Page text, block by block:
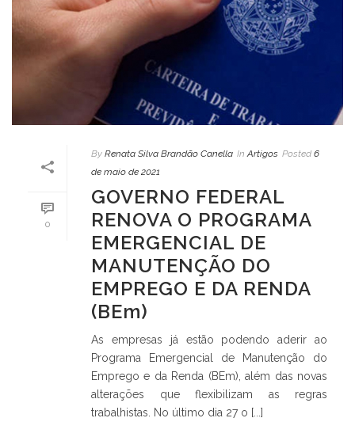
0
By Renata Silva Brandão Canella In Artigos Posted 6
de maio de 2021
GOVERNO FEDERAL
RENOVA O PROGRAMA
EMERGENCIAL DE
MANUTENÇÃO DO
EMPREGO E DA RENDA
(BEm)
As empresas já estão podendo aderir ao
Programa Emergencial de Manutenção do
Emprego e da Renda (BEm), além das novas
alterações que flexibilizam as regras
trabalhistas. No último dia 27 o [...]